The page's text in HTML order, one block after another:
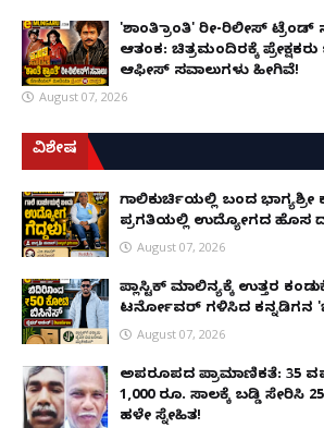
'ಶಾಂತಿ ಕ್ರಾಂತಿ' ರೀ-ರಿಲೀಸ್
ಆತಂಕ: ಚಿತ್ರಮಂದಿರಕ್ಕೆ ಪ್ರೇಕ್ಷಕರು
ಆಫೀಸ್ ಸವಾಲುಗಳು ಹೀಗಿವೆ!
August 07, 2026
ವಿಶೇಷ
ಗಾಲಿಕುರ್ಚಿಯಲ್ಲಿ ಬಂದ
ಪ್ರಗತಿಯಲ್ಲಿ ಉದ್ಯೋಗದ ಹೊಸ
August 07, 2026
ಪ್ಲಾಸ್ಟಿಕ್ ಮಾಲಿನ್ಯಕ್ಕೆ ಉತ್ತರ
ಟರ್ನೋವರ್ ಗಳಿಸಿದ ಕನ್ನಡಿಗನ
August 07, 2026
ಅಪರೂಪದ ಪ್ರಾಮಾಣಿಕತೆ: 35
1,000 ರೂ. ಸಾಲಕ್ಕೆ ಬಡ್ಡಿ ಸೇರಿಸಿ
ಹಳೇ ಸ್ನೇಹಿತ!